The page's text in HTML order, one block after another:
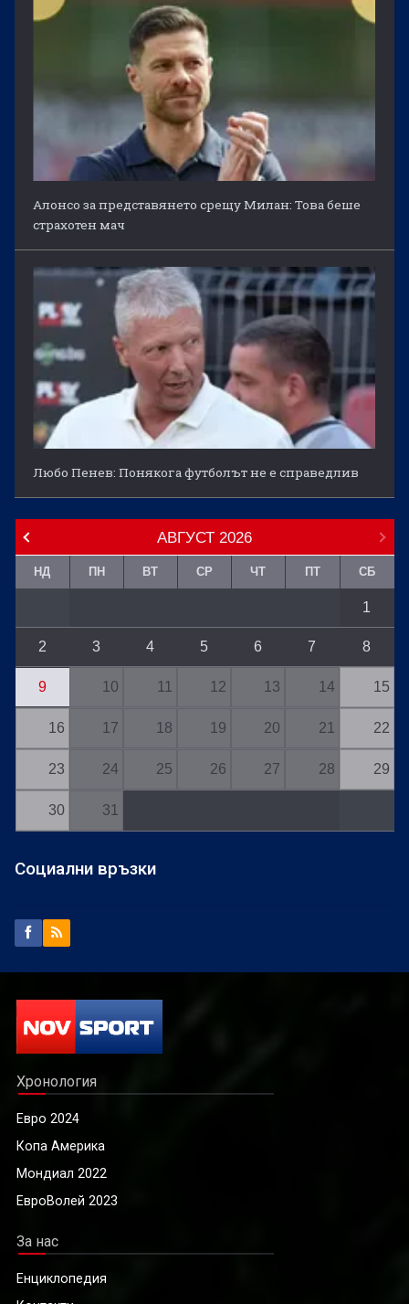
Алонсо за представянето срещу Милан: Това беше
страхотен мач
Любо Пенев: Понякога футболът не е справедлив
АВГУСТ 2026
НД ПН ВТ СР ЧТ ПТ СБ
1
2 3 4 5 6 7 8
9 10 11 12 13 14 15
16 17 18 19 20 21 22
23 24 25 26 27 28 29
30 31
Социални връзки
Хронология
Евро 2024
Копа Америка
Мондиал 2022
ЕвроВолей 2023
За нас
Енциклопедия